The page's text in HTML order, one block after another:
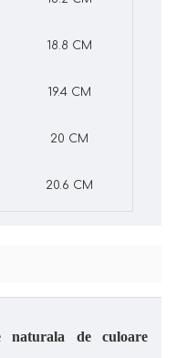
18.8 CM
19.4 CM
20 CM
20.6 CM
naturala de culoare